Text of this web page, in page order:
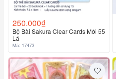
250.000₫
Bộ Bài Sakura Clear Cards Mới 55
Lá
Mã: 17473